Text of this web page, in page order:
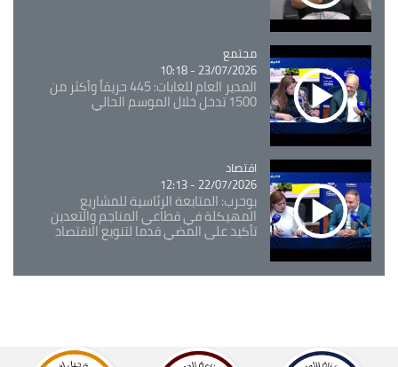
Catégorie
مجتمع
23/07/2026 - 10:18
المدير العام للغابات: 445 حريقاً وأكثر من
1500 تدخل خلال الموسم الحالي
Catégorie
اقتصاد
22/07/2026 - 12:13
بوحرب: المتابعة الرئاسية للمشاريع
المهيكلة في قطاعي المناجم والتعدين
تأكيد على المضي قدما لتنويع الاقتصاد